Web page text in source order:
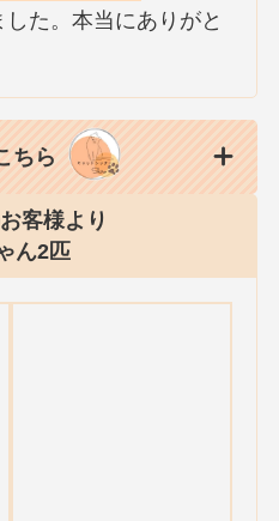
た。本当にありがと
ちら
客様より
ん2匹